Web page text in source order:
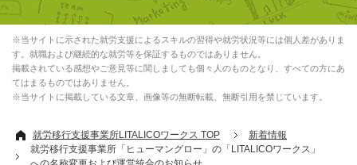
※当サイトに示された就労支援によるスキルの習得や就労状況等には個人差がありま
す。就職および継続的な就労等を保証するものではありません。
掲載されている感想やご意見等に関しましても個々人のものとなり、すべての方にあ
てはまるものではありません。
※当サイトに掲載している文章、画像等の無断転載、無断引用を禁じています。
就労移行支援事業所LITALICOワークス TOP
新着情報
就労移行支援事業所「ヒューマングロー」の「LITALICOワークス」